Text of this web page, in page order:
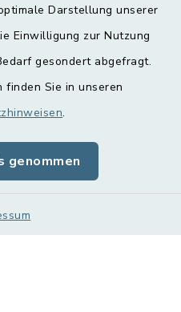
Darstellung unserer
Einwilligung zur Nutzung
gesondert abgefragt.
finden Sie in unseren
.
genommen